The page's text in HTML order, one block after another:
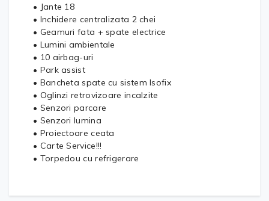
• Jante 18
• Inchidere centralizata 2 chei
• Geamuri fata + spate electrice
• Lumini ambientale
• 10 airbag-uri
• Park assist
• Bancheta spate cu sistem Isofix
• Oglinzi retrovizoare incalzite
• Senzori parcare
• Senzori lumina
• Proiectoare ceata
• Carte Service!!!
• Torpedou cu refrigerare